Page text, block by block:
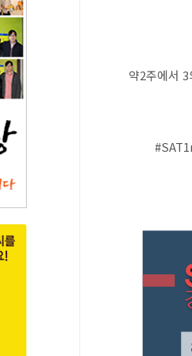
약2주에서